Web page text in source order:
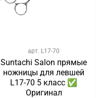
арт. L17-70
Suntachi Salon прямые
ножницы для левшей
L17-70 5 класс ✅
Оригинал